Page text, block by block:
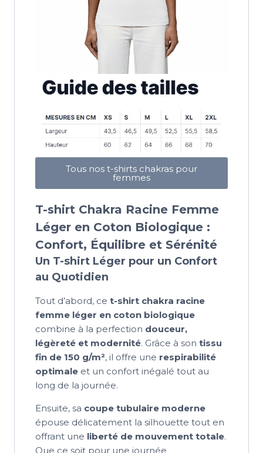
Tous nos t-shirts chakras pour
femmes
T-shirt Chakra Racine Femme
Léger en Coton Biologique :
Confort, Équilibre et Sérénité
Un T-shirt Léger pour un Confort
au Quotidien
Tout d’abord, ce t-shirt chakra racine
femme léger en coton biologique
combine à la perfection douceur,
légèreté et modernité. Grâce à son tissu
fin de 150 g/m², il offre une respirabilité
optimale et un confort inégalé tout au
long de la journée.
Ensuite, sa coupe tubulaire moderne
épouse délicatement la silhouette tout en
offrant une liberté de mouvement totale.
Que ce soit pour une journée